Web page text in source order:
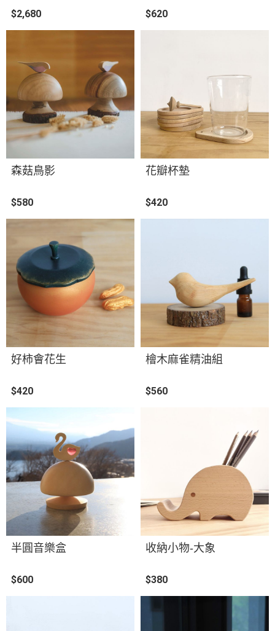
$2,680 $620
森菇鳥影
$580
花瓣杯墊
$420
好柿會花生
$420
檜木麻雀精油組
$560
半圓音樂盒
$600
收納小物-大象
$380